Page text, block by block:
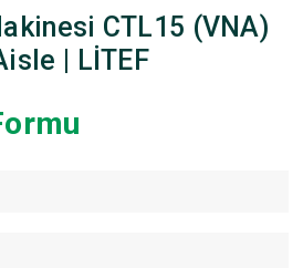
CTL15 (VNA)
| LİTEF